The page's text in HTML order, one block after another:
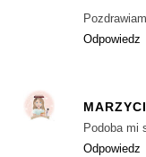
Odpowiedz
Podoba mi
Odpowiedz